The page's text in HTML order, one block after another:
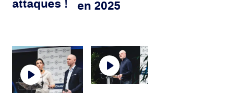
attaques !
en 2025